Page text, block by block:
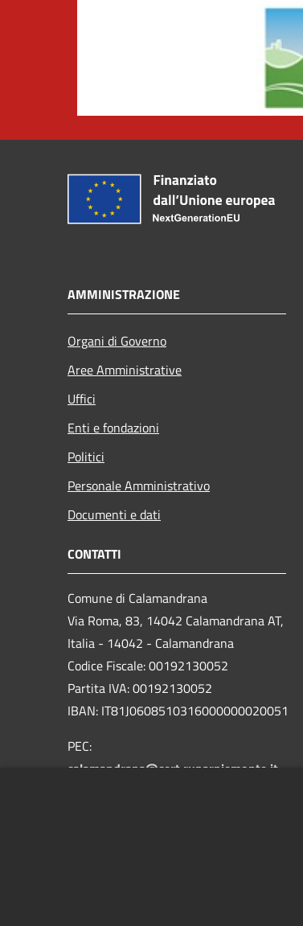
AMMINISTRAZIONE
Organi di Governo
Aree Amministrative
Uffici
Enti e fondazioni
Politici
Personale Amministrativo
Documenti e dati
CONTATTI
Comune di Calamandrana
Via Roma, 83, 14042 Calamandrana AT,
Italia - 14042 - Calamandrana
Codice Fiscale: 00192130052
Partita IVA: 00192130052
IBAN: IT81J0608510316000000020051
PEC:
calamandrana@cert.ruparpiemonte.it